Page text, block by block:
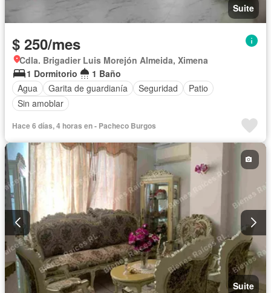
Suite
$ 250/mes
Cdla. Brigadier Luis Morejón Almeida, Ximena
1 Dormitorio
1 Baño
Agua
Garita de guardianía Seguridad
Patio
Sin amoblar
Hace 6 días, 4 horas en - Pacheco Burgos
Suite